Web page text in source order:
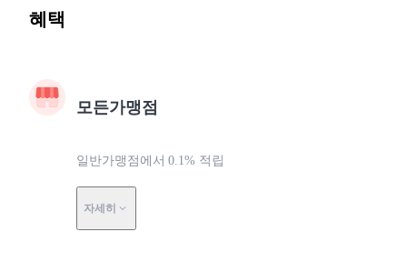
혜택
모든가맹점
일반가맹점에서 0.1% 적립
자세히